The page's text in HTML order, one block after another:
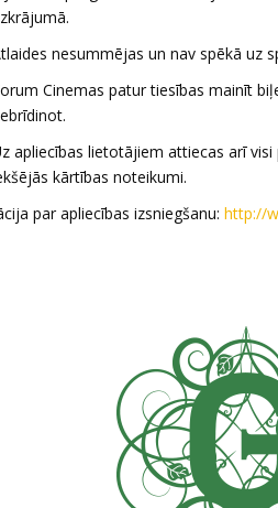
nesummējas un nav spēkā uz
Cinemas patur tiesības mainīt
apliecības lietotājiem attiecas arī
kārtības noteikumi.
par apliecības izsniegšanu: http://